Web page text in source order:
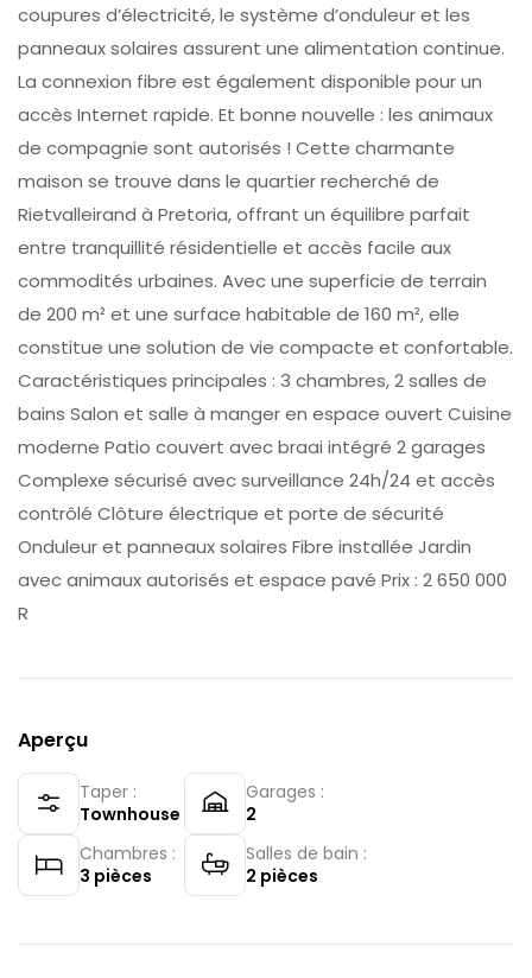
coupures d’électricité, le système d’onduleur et les
panneaux solaires assurent une alimentation continue.
La connexion fibre est également disponible pour un
accès Internet rapide. Et bonne nouvelle : les animaux
de compagnie sont autorisés ! Cette charmante
maison se trouve dans le quartier recherché de
Rietvalleirand à Pretoria, offrant un équilibre parfait
entre tranquillité résidentielle et accès facile aux
commodités urbaines. Avec une superficie de terrain
de 200 m² et une surface habitable de 160 m², elle
constitue une solution de vie compacte et confortable.
Caractéristiques principales : 3 chambres, 2 salles de
bains Salon et salle à manger en espace ouvert Cuisine
moderne Patio couvert avec braai intégré 2 garages
Complexe sécurisé avec surveillance 24h/24 et accès
contrôlé Clôture électrique et porte de sécurité
Onduleur et panneaux solaires Fibre installée Jardin
avec animaux autorisés et espace pavé Prix : 2 650 000
R
Aperçu
Taper :
Townhouse
Garages :
2
Chambres :
3 pièces
Salles de bain :
2 pièces